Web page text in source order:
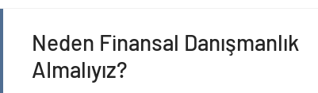
Neden Finansal Danışmanlık
AImalıyız?